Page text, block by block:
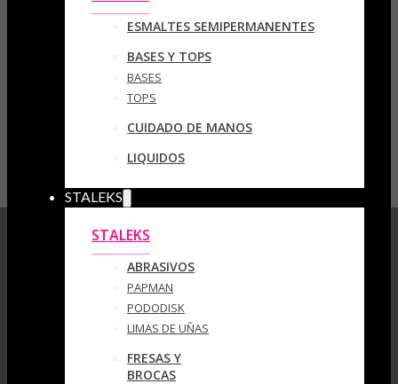
ESMALTES SEMIPERMANENTES
BASES Y TOPS
BASES
TOPS
CUIDADO DE MANOS
LIQUIDOS
STALEKS
STALEKS
ABRASIVOS
PAPMAN
PODODISK
LIMAS DE UÑAS
FRESAS Y
BROCAS